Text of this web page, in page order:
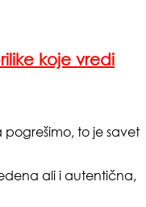
koje vredi
to je savet
ali i autentična,